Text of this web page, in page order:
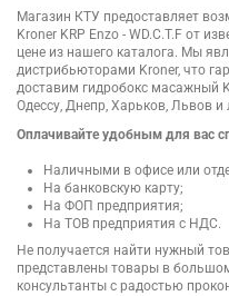
Магазин КТУ предоставляет
Kroner KRP Enzo - WD.C.T.F от
цене из нашего каталога. Мы
дистрибьюторами Kroner, что
доставим гидробокс масажный
Одессу, Днепр, Харьков, Львов
Оплачивайте удобным для вас
Наличными в офисе или
На банковскую карту;
На ФОП предприятия;
На ТОВ предприятия с НДС.
Не получается найти нужный
представлены товары в
консультанты с радостью